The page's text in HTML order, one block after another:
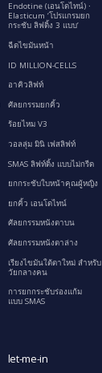
Endotine (เอนโดไทน์) ∙
Elasticum ‘โปรแกรมยก
กระชับ ลิฟติ้ง 3 แบบ’
ฉีดไขมันหน้า
ID MILLION-CELLS
อาคิวลิฟท์
ศัลยกรรมยกคิ้ว
ร้อยไหม V3
วอลลุ่ม มินิ เฟสลิฟท์
SMAS ลิฟท์ติ้ง แบบไม่กรีด
ยกกระชับใบหน้าคุณผู้หญิง
ยกคิ้ว เอนโดไทน์
ศัลยกรรมหนังตาบน
ศัลยกรรมหนังตาล่าง
เรียงไขมันใต้ตาใหม่ สำหรับ
วัยกลางคน
การยกกระชับร่องแก้ม
แบบ SMAS
let-me-in